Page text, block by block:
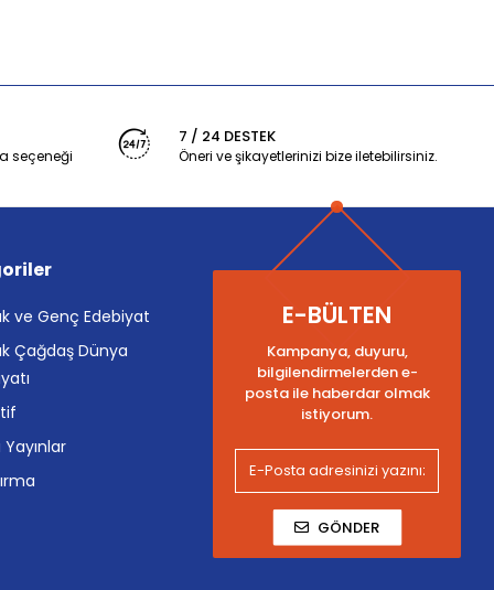
seçeneği
7 / 24 DESTEK
Öneri ve şikayetlerinizi bize iletebilirsiniz.
ve Genç Edebiyat
Çağdaş Dünya
Yayınlar
E-BÜLTEN
Kampanya, duyuru,
bilgilendirmelerden e-
posta ile haberdar olmak
istiyorum.
GÖNDER